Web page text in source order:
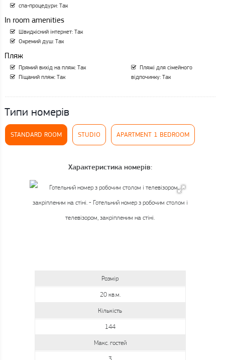
спа-процедури: Так
In room amenities
Швидкісний інтернет: Так
Окремий душ: Так
Пляж
Прямий вихід на пляж: Так
Піщаний пляж: Так
Пляжі для сімейного
відпочинку: Так
Типи номерів
STANDARD ROOM STUDIO APARTMENT 1 BEDROOM
Розмір
20 кв.м.
Кількість
144
Макс. гостей
Характеристика номерів: